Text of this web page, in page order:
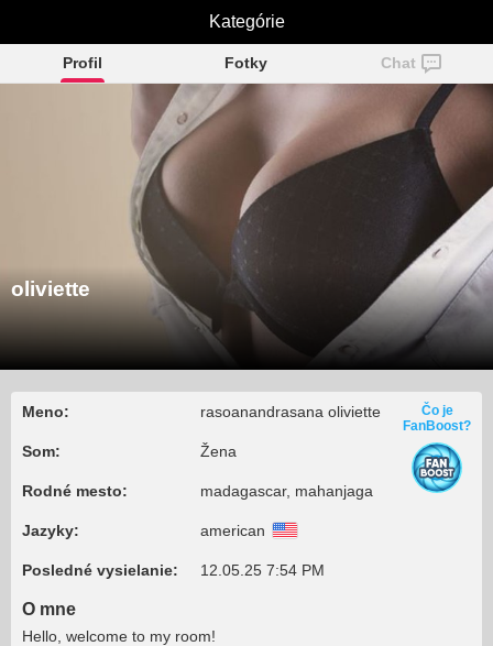
oliviette
Profil Fotky Chat
oliviette
Meno: rasoanandrasana oliviette
Som: Žena
Rodné mesto: madagascar, mahanjaga
Jazyky: american
Posledné vysielanie: 12.05.25 7:54 PM
Čo je
FanBoost?
O mne
Hello, welcome to my room!
Kategórie